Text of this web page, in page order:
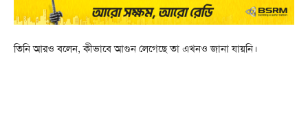
তিনি আরও বলেন, কীভাবে আগুন লেগেছে তা এখনও জানা যায়নি।